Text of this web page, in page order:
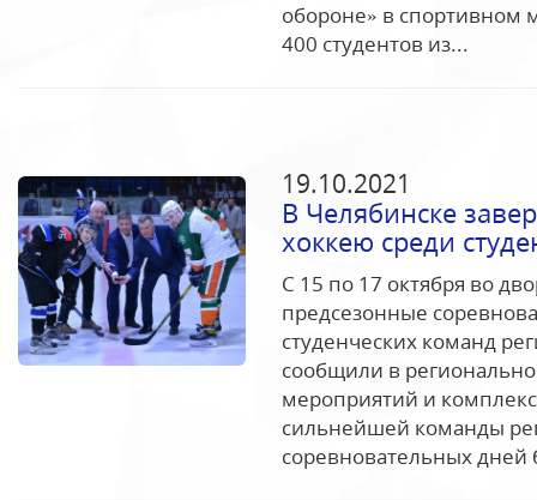
обороне» в спортивном
400 студентов из...
19.10.2021
В Челябинске
хоккею среди
С 15 по 17 октября во
предсезонные
студенческих команд
сообщили в
мероприятий и
сильнейшей команды
соревновательных